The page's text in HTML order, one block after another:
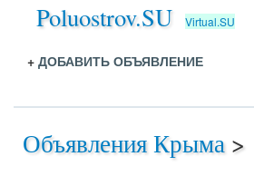
Poluostrov.SU Virtual.SU
+ ДОБАВИТЬ ОБЪЯВЛЕНИЕ
Объявления Крыма >